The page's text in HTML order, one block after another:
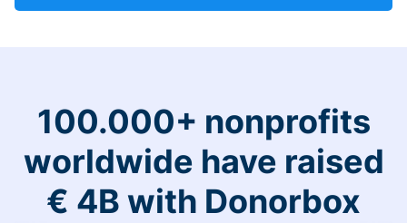
100.000+ nonprofits
worldwide have raised
€ 4B with Donorbox